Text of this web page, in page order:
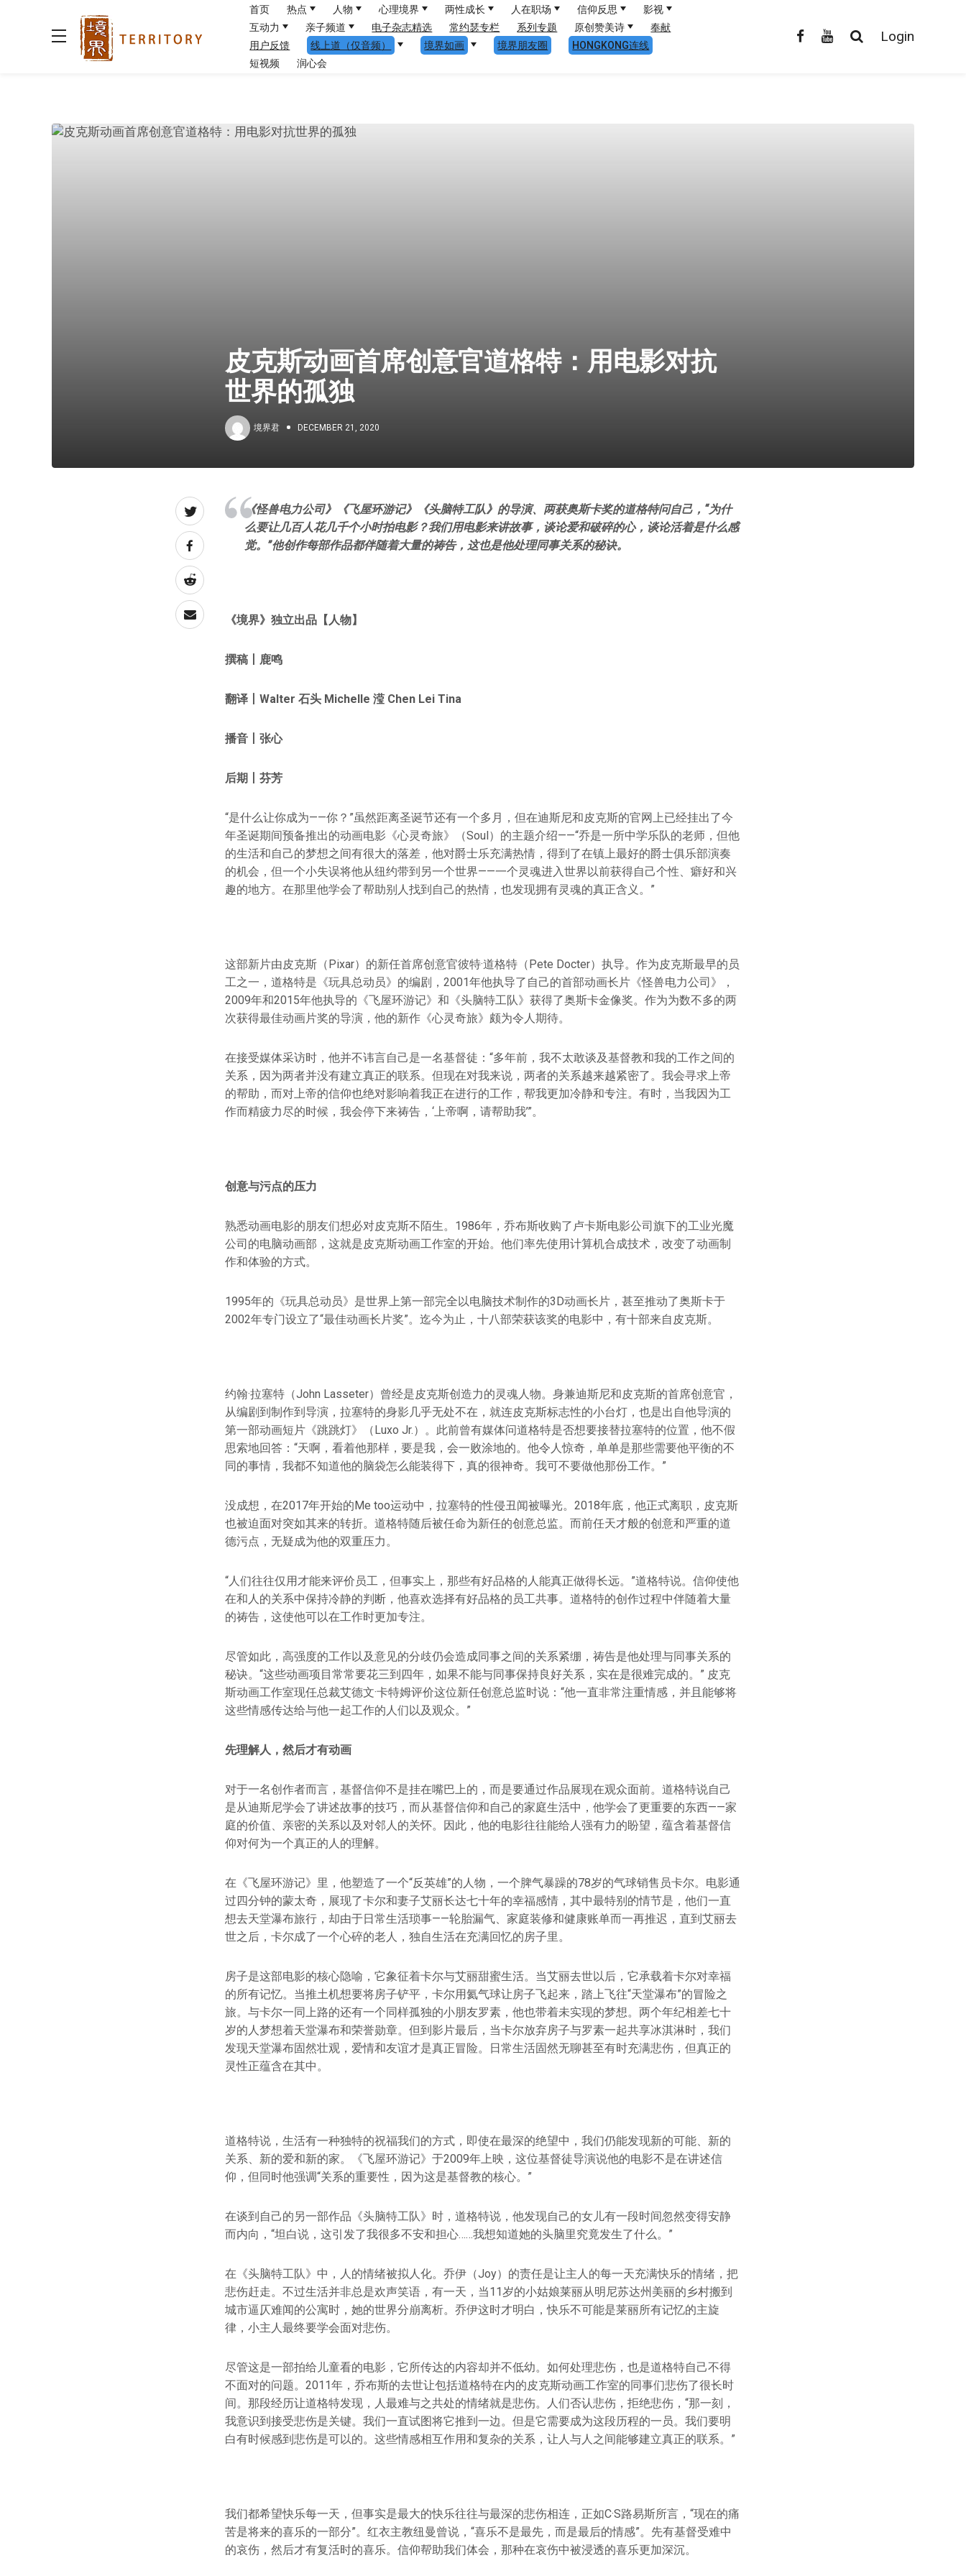
首页 热点 人物 心理境界 两性成长 人在职场 信仰反思
影视
互动力
亲子频道 电子杂志精选 常约瑟专栏 系列专题 原创赞美诗
奉献
用户反馈
线上道（仅音频） 境界如画 境界朋友圈
HONGKONG连线
短视频
润心会
Login
皮克斯动画首席创意官道格特：用电影对抗
世界的孤独
境界君 DECEMBER 21, 2020
《怪兽电力公司》《飞屋环游记》《头脑特工队》的导演、两获奥斯卡奖的道格特问自己，“为什
么要让几百人花几千个小时拍电影？我们用电影来讲故事，谈论爱和破碎的心，谈论活着是什么感
觉。”他创作每部作品都伴随着大量的祷告，这也是他处理同事关系的秘诀。
《境界》独立出品【人物】
撰稿丨鹿鸣
翻译丨Walter 石头 Michelle 滢 Chen Lei Tina
播音丨张心
后期丨芬芳
“是什么让你成为——你？”虽然距离圣诞节还有一个多月，但在迪斯尼和皮克斯的官网上已经挂出了今
年圣诞期间预备推出的动画电影《心灵奇旅》（Soul）的主题介绍——“乔是一所中学乐队的老师，但他
的生活和自己的梦想之间有很大的落差，他对爵士乐充满热情，得到了在镇上最好的爵士俱乐部演奏
的机会，但一个小失误将他从纽约带到另一个世界——一个灵魂进入世界以前获得自己个性、癖好和兴
趣的地方。在那里他学会了帮助别人找到自己的热情，也发现拥有灵魂的真正含义。”
这部新片由皮克斯（Pixar）的新任首席创意官彼特·道格特（Pete Docter）执导。作为皮克斯最早的员
工之一，道格特是《玩具总动员》的编剧，2001年他执导了自己的首部动画长片《怪兽电力公司》，
2009年和2015年他执导的《飞屋环游记》和《头脑特工队》获得了奥斯卡金像奖。作为为数不多的两
次获得最佳动画片奖的导演，他的新作《心灵奇旅》颇为令人期待。
在接受媒体采访时，他并不讳言自己是一名基督徒：“多年前，我不太敢谈及基督教和我的工作之间的
关系，因为两者并没有建立真正的联系。但现在对我来说，两者的关系越来越紧密了。我会寻求上帝
的帮助，而对上帝的信仰也绝对影响着我正在进行的工作，帮我更加冷静和专注。有时，当我因为工
作而精疲力尽的时候，我会停下来祷告，‘上帝啊，请帮助我’”。
创意与污点的压力
熟悉动画电影的朋友们想必对皮克斯不陌生。1986年，乔布斯收购了卢卡斯电影公司旗下的工业光魔
公司的电脑动画部，这就是皮克斯动画工作室的开始。他们率先使用计算机合成技术，改变了动画制
作和体验的方式。
1995年的《玩具总动员》是世界上第一部完全以电脑技术制作的3D动画长片，甚至推动了奥斯卡于
2002年专门设立了“最佳动画长片奖”。迄今为止，十八部荣获该奖的电影中，有十部来自皮克斯。
约翰·拉塞特（John Lasseter）曾经是皮克斯创造力的灵魂人物。身兼迪斯尼和皮克斯的首席创意官，
从编剧到制作到导演，拉塞特的身影几乎无处不在，就连皮克斯标志性的小台灯，也是出自他导演的
第一部动画短片《跳跳灯》（Luxo Jr.）。此前曾有媒体问道格特是否想要接替拉塞特的位置，他不假
思索地回答：“天啊，看着他那样，要是我，会一败涂地的。他令人惊奇，单单是那些需要他平衡的不
同的事情，我都不知道他的脑袋怎么能装得下，真的很神奇。我可不要做他那份工作。”
没成想，在2017年开始的Me too运动中，拉塞特的性侵丑闻被曝光。2018年底，他正式离职，皮克斯
也被迫面对突如其来的转折。道格特随后被任命为新任的创意总监。而前任天才般的创意和严重的道
德污点，无疑成为他的双重压力。
“人们往往仅用才能来评价员工，但事实上，那些有好品格的人能真正做得长远。”道格特说。信仰使他
在和人的关系中保持冷静的判断，他喜欢选择有好品格的员工共事。道格特的创作过程中伴随着大量
的祷告，这使他可以在工作时更加专注。
尽管如此，高强度的工作以及意见的分歧仍会造成同事之间的关系紧绷，祷告是他处理与同事关系的
秘诀。“这些动画项目常常要花三到四年，如果不能与同事保持良好关系，实在是很难完成的。” ⽪克
斯动画⼯作室现任总裁艾德⽂·卡特姆评价这位新任创意总监时说：“他⼀直非常注重情感，并且能够将
这些情感传达给与他⼀起⼯作的⼈们以及观众。”
先理解人，然后才有动画
对于一名创作者而言，基督信仰不是挂在嘴巴上的，而是要通过作品展现在观众面前。道格特说自己
是从迪斯尼学会了讲述故事的技巧，而从基督信仰和自己的家庭生活中，他学会了更重要的东西——家
庭的价值、亲密的关系以及对邻人的关怀。因此，他的电影往往能给人强有力的盼望，蕴含着基督信
仰对何为一个真正的人的理解。
在《飞屋环游记》里，他塑造了一个“反英雄”的人物，一个脾气暴躁的78岁的气球销售员卡尔。电影通
过四分钟的蒙太奇，展现了卡尔和妻子艾丽长达七十年的幸福感情，其中最特别的情节是，他们一直
想去天堂瀑布旅行，却由于日常生活琐事——轮胎漏气、家庭装修和健康账单而一再推迟，直到艾丽去
世之后，卡尔成了一个心碎的老人，独自生活在充满回忆的房子里。
房子是这部电影的核心隐喻，它象征着卡尔与艾丽甜蜜生活。当艾丽去世以后，它承载着卡尔对幸福
的所有记忆。当推土机想要将房子铲平，卡尔用氦气球让房子飞起来，踏上飞往“天堂瀑布”的冒险之
旅。与卡尔一同上路的还有一个同样孤独的小朋友罗素，他也带着未实现的梦想。两个年纪相差七十
岁的人梦想着天堂瀑布和荣誉勋章。但到影片最后，当卡尔放弃房子与罗素一起共享冰淇淋时，我们
发现天堂瀑布固然壮观，爱情和友谊才是真正冒险。日常生活固然无聊甚至有时充满悲伤，但真正的
灵性正蕴含在其中。
道格特说，生活有一种独特的祝福我们的方式，即使在最深的绝望中，我们仍能发现新的可能、新的
关系、新的爱和新的家。《飞屋环游记》于2009年上映，这位基督徒导演说他的电影不是在讲述信
仰，但同时他强调“关系的重要性，因为这是基督教的核心。”
在谈到自己的另一部作品《头脑特工队》时，道格特说，他发现自己的女儿有一段时间忽然变得安静
而内向，“坦⽩说，这引发了我很多不安和担⼼……我想知道她的头脑里究竟发生了什么。”
在《头脑特工队》中，人的情绪被拟人化。乔伊（Joy）的责任是让主人的每一天充满快乐的情绪，把
悲伤赶走。不过生活并非总是欢声笑语，有一天，当11岁的小姑娘莱丽从明尼苏达州美丽的乡村搬到
城市逼仄难闻的公寓时，她的世界分崩离析。乔伊这时才明白，快乐不可能是莱丽所有记忆的主旋
律，小主人最终要学会面对悲伤。
尽管这是一部拍给儿童看的电影，它所传达的内容却并不低幼。如何处理悲伤，也是道格特自己不得
不面对的问题。2011年，乔布斯的去世让包括道格特在内的皮克斯动画工作室的同事们悲伤了很长时
间。那段经历让道格特发现，人最难与之共处的情绪就是悲伤。人们否认悲伤，拒绝悲伤，“那⼀刻，
我意识到接受悲伤是关键。我们⼀直试图将它推到⼀边。但是它需要成为这段历程的⼀员。我们要明
⽩有时候感到悲伤是可以的。这些情感相互作⽤和复杂的关系，让⼈与⼈之间能够建⽴真正的联系。”
我们都希望快乐每一天，但事实是最大的快乐往往与最深的悲伤相连，正如C·S路易斯所言，“现在的痛
苦是将来的喜乐的一部分”。红衣主教纽曼曾说，“喜乐不是最先，而是最后的情感”。先有基督受难中
的哀伤，然后才有复活时的喜乐。信仰帮助我们体会，那种在哀伤中被浸透的喜乐更加深沉。